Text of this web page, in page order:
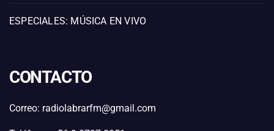
ESPECIALES: MÚSICA EN VIVO
CONTACTO
Correo: radiolabrarfm@gmail.com